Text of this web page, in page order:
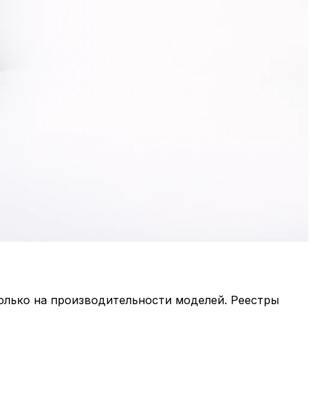
на производительности моделей. Реестры